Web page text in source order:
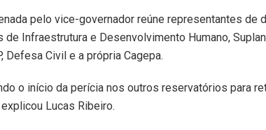
pelo vice-governador reúne representantes de
Infraestrutura e Desenvolvimento Humano,
Defesa Civil e a própria Cagepa.
o início da perícia nos outros reservatórios para
Lucas Ribeiro.